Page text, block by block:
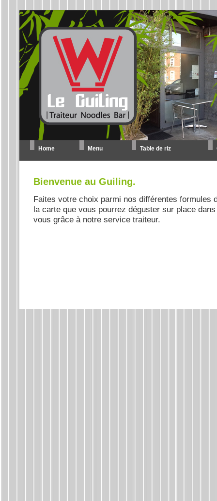
Home Menu Table de riz
Bienvenue au Guiling.
Faites votre choix parmi nos différentes formules
la carte que vous pourrez déguster sur place
vous grâce à notre service traiteur.